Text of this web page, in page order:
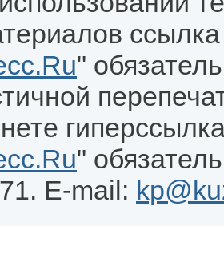
"
"
E-mail: